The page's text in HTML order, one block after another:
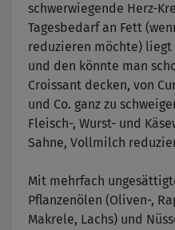
schwerwiegende Herz-
Tagesbedarf an Fett
reduzieren möchte) liegt
und den könnte man
Croissant decken, von
und Co. ganz zu
Fleisch-, Wurst- und
Sahne, Vollmilch
Mit mehrfach
Pflanzenölen (Oliven-,
Makrele, Lachs) und